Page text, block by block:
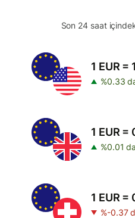
Son 24 saat
1 EUR =
%0.33
1 EUR =
%0.01
1 EUR =
%-0.37